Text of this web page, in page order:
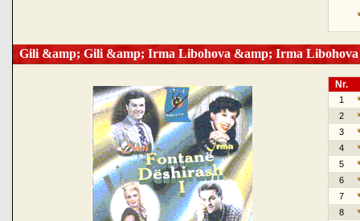
Gili &amp; Gili &amp; Irma Libohova &amp; Irma
Nr.
1
2
3
4
5
6
7
8